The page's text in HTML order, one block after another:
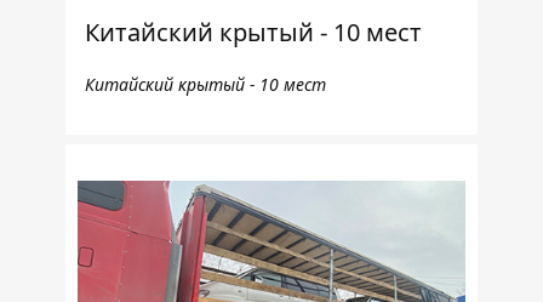
Китайский крытый - 10 мест
Китайский крытый - 10 мест